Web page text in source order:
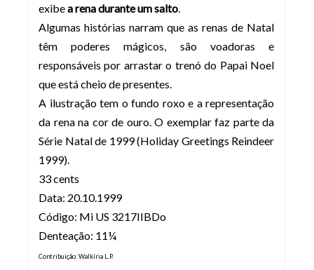
exibea rena durante um salto.
Algumas histórias narram que as renas de Natal
têm poderes mágicos, são voadoras e
responsáveis por arrastar o trenó do Papai Noel
que está cheio de presentes.
A ilustração tem o fundo roxo e a representação
da rena na cor de ouro. O exemplar faz parte da
Série Natal de 1999 (Holiday Greetings Reindeer
1999).
33 cents
Data: 20.10.1999
Código: Mi US 3217IIBDo
Denteação: 11¼
Contribuição:Walkíria L.P.